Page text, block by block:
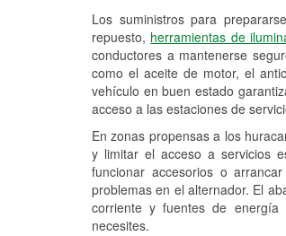
Los suministros para
repuesto, herramientas de
conductores a mantenerse
como el aceite de motor, el
vehículo en buen estado
acceso a las estaciones de
En zonas propensas a los
y limitar el acceso a servicios
funcionar accesorios o
problemas en el alternador. El
corriente y fuentes de
necesites.